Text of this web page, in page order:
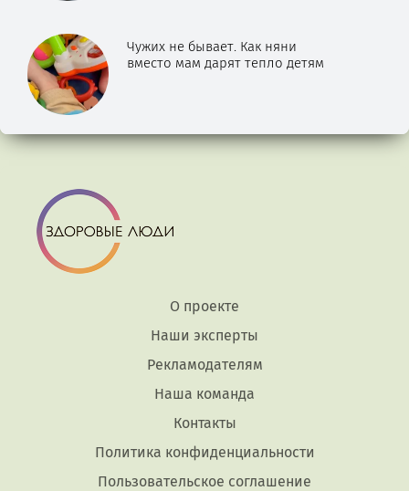
Чужих не бывает. Как няни
вместо мам дарят тепло детям
О проекте
Наши эксперты
Рекламодателям
Наша команда
Контакты
Политика конфиденциальности
Пользовательское соглашение